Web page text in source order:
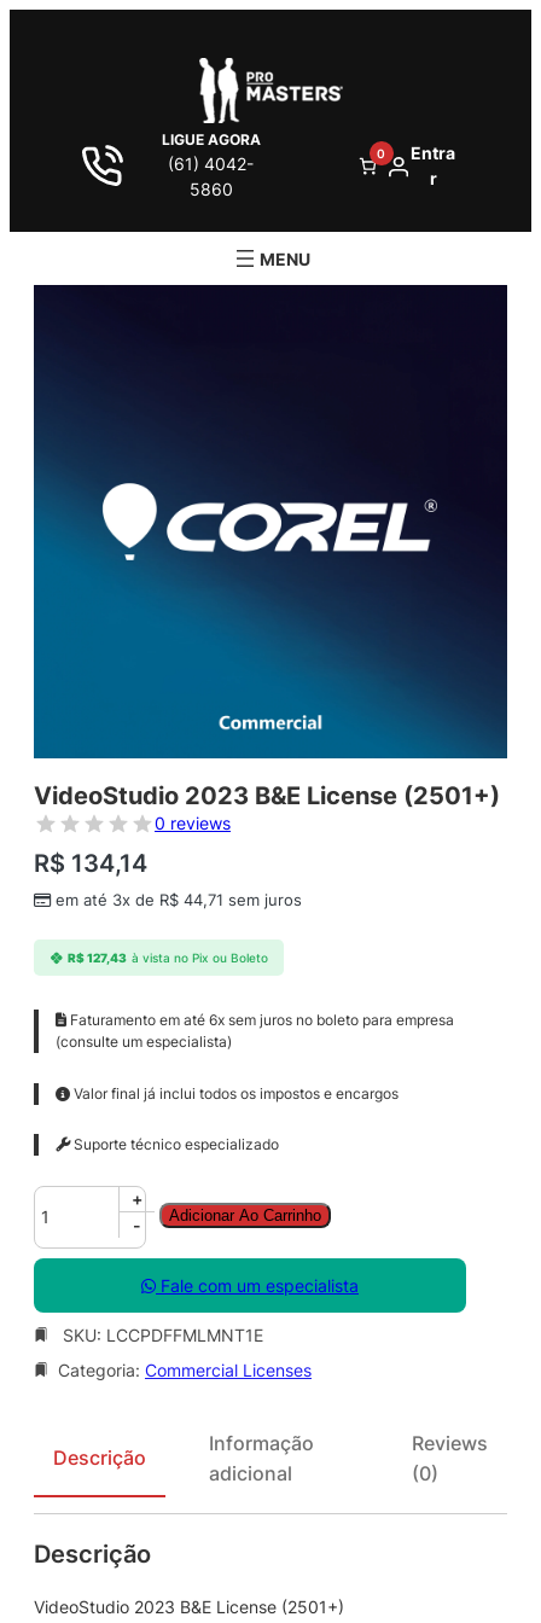
LIGUE AGORA
(61) 4042-
5860
0
Entra
r
VideoStudio 2023 B&E License (2501+)
0 reviews
R$ 134,14
em até 3x de R$ 44,71 sem juros
R$127,43 à vista no Pix ou Boleto
Faturamento em até 6x sem juros no boleto para empresa
(consulte um especialista)
Valor final já inclui todos os impostos e encargos
Suporte técnico especializado
V
d
e
S
u
0
3
&
+
-
Adicionar Ao Carrinho
Fale com um especialista
SKU: LCCPDFFMLMNT1E
Categoria: Commercial Licenses
Descrição
Informação
adicional
Reviews
(0)
Descrição
VideoStudio 2023 B&E License (2501+)